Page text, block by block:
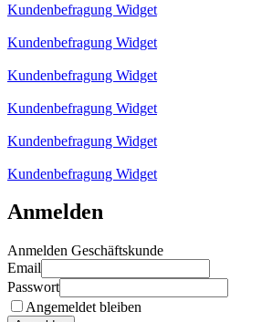
Kundenbefragung Widget
Kundenbefragung Widget
Kundenbefragung Widget
Kundenbefragung Widget
Kundenbefragung Widget
Kundenbefragung Widget
Anmelden
Anmelden Geschäftskunde
Email
Passwort
Angemeldet bleiben